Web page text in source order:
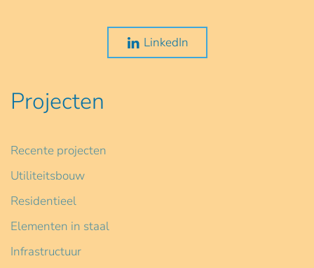
LinkedIn
Projecten
Recente projecten
Utiliteitsbouw
Residentieel
Elementen in staal
Infrastructuur